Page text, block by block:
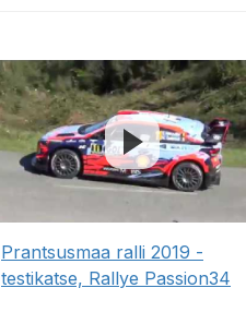
Prantsusmaa ralli 2019 -
testikatse, Rallye Passion34